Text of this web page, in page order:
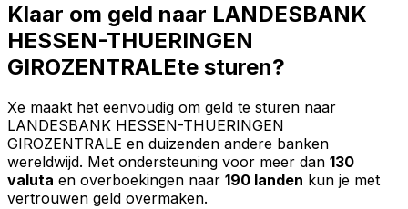
Klaar om geld naar LANDESBANK
HESSEN-THUERINGEN
GIROZENTRALEte sturen?
Xe maakt het eenvoudig om geld te sturen naar
LANDESBANK HESSEN-THUERINGEN
GIROZENTRALE en duizenden andere banken
wereldwijd. Met ondersteuning voor meer dan 130
valuta en overboekingen naar 190 landen kun je met
vertrouwen geld overmaken.